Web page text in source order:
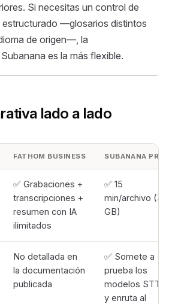
Si necesitas un control de
estructurado —glosarios distintos
de origen—, la
es la más flexible.
lado a lado
FATHOM BUSINESS SUBANANA PRO
✅ Grabaciones +
transcripciones +
resumen con IA
ilimitados
✅ 15
min/archivo (3
GB)
No detallada en
la documentación
publicada
✅ Somete a
prueba los
modelos STT
y enruta al